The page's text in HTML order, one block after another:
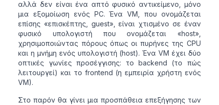
αλλά δεν είναι ένα απτό φυσικό αντικείμενο, μόνο
μια εξομοίωση ενός PC. Ένα VM, που ονομάζεται
επίσης «επισκέπτης, guest», είναι χτισμένο σε έναν
φυσικό υπολογιστή που ονομάζεται «host»,
χρησιμοποιώντας πόρους όπως οι πυρήνες της CPU
και η μνήμη ενός υπολογιστή (host). Ένα VM έχει δύο
οπτικές γωνίες προσέγγισης: το backend (το πώς
λειτουργεί) και το frontend (η εμπειρία χρήστη ενός
VM).
Στο παρόν θα γίνει μια προσπάθεια επεξήγησης των